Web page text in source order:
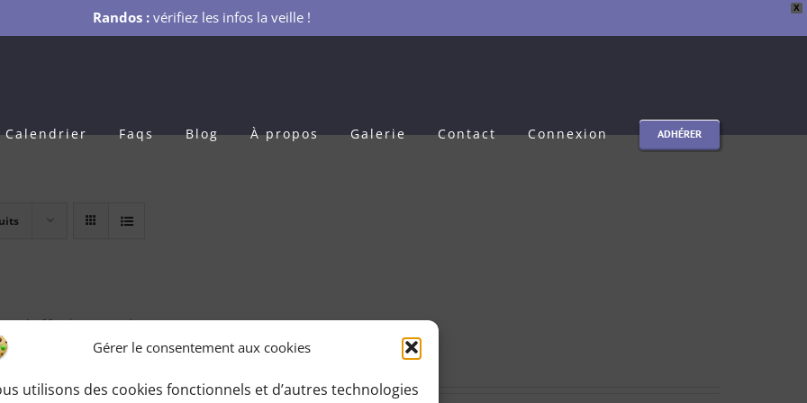
X
Randos : vérifiez les infos la veille !
Gérer le consentement aux cookies
utilisons des cookies fonctionnels et d’autres technologies
Calendrier Faqs Blog À propos Galerie Contact Connexion ADHÉRER
Adhésion 1 an
€